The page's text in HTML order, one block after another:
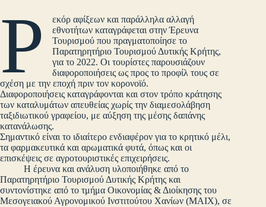
Ρ
εκόρ αφίξεων και παράλληλα αλλαγή
εθνοτήτων καταγράφεται στην Έρευνα
Τουρισμού που πραγματοποίησε το
Παρατηρητήριο Τουρισμού Δυτικής Κρήτης,
για το 2022. Oι τουρίστες παρουσιάζουν
διαφοροποιήσεις ως προς το προφίλ τους σε
σχέση με την εποχή πριν τον κορονοϊό.
Διαφοροποιήσεις καταγράφονται και στον τρόπο κράτησης
των καταλυμάτων απευθείας χωρίς την διαμεσολάβηση
ταξιδιωτικού γραφείου, με αύξηση της μέσης δαπάνης
κατανάλωσης.
Σημαντικό είναι το ιδιαίτερο ενδιαφέρον για το κρητικό μέλι,
τα φαρμακευτικά και αρωματικά φυτά, όπως και οι
επισκέψεις σε αγροτουριστικές επιχειρήσεις.
Η έρευνα και ανάλυση υλοποιήθηκε από το
Παρατηρητήριο Τουρισμού Δυτικής Κρήτης και
συντονίστηκε από το τμήμα Οικονομίας & Διοίκησης του
Μεσογειακού Αγρονομικού Ινστιτούτου Χανίων (ΜΑΙΧ), σε